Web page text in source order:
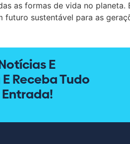
as formas de vida no
futuro sustentável para as
E
Receba Tudo